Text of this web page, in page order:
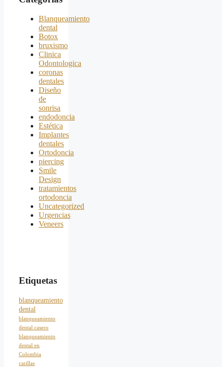
Blanqueamiento
dental
Botox
bruxismo
Clinica
Odontologica
coronas
dentales
Diseño
de
sonrisa
endodoncia
Estética
Implantes
dentales
Ortodoncia
piercing
Smile
Design
tratamientos
ortodoncia
Uncategorized
Urgencias
Veneers
Etiquetas
blanqueamiento
dental
blanqueamiento
dental casero
blanqueamiento
dental en
Colombia
carillas